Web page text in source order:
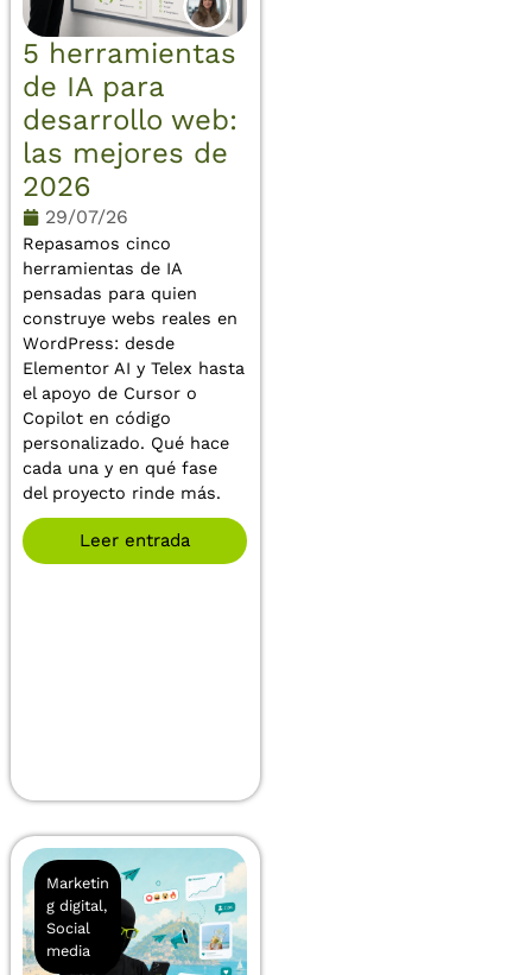
5 herramientas
de IA para
desarrollo web:
las mejores de
2026
29/07/26
Repasamos cinco
herramientas de IA
pensadas para quien
construye webs reales en
WordPress: desde
Elementor AI y Telex hasta
el apoyo de Cursor o
Copilot en código
personalizado. Qué hace
cada una y en qué fase
del proyecto rinde más.
Leer entrada
Marketin
g digital,
Social
media